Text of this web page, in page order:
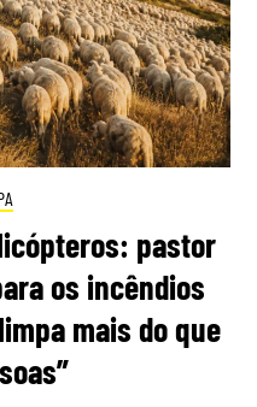
pastor
os incêndios
mais do que